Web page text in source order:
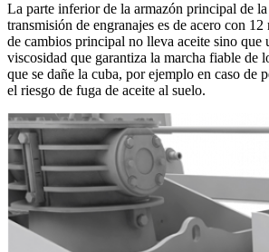
La parte inferior de la armazón principal de la
transmisión de engranajes es de acero con
de cambios principal no lleva aceite sino que
viscosidad que garantiza la marcha fiable de
que se dañe la cuba, por ejemplo en caso de
el riesgo de fuga de aceite al suelo.